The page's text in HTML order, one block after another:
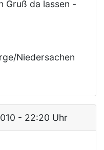
Gruß da lassen -
Niedersachen
- 22:20 Uhr